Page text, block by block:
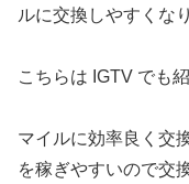
ルに交換しやすくな
こちらは IGTV でも
マイルに効率良く交
を稼ぎやすいので交